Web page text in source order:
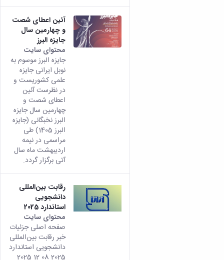
آئین اعطای شصت
و چهارمین سال
جایزه البرز
محتوای سایت
جایزه البرز موسوم به
نوبل ایرانی جایزه
علمی کشوریست و
در نظرست آئین
اعطای شصت و
چهارمین سال جایزه
البرز نخبگانی (جایزه
البرز 1405) طی
مراسمی در نیمه
اردیبهشت ماه سال
آتی برگزار گردد.
رقابت بین‌المللی
دانشجویی
استاندارد 2025
محتوای سایت
صفحه اصلی جزئیات
خبر رقابت بین‌المللی
دانشجویی استاندارد
2025 08 12 2025